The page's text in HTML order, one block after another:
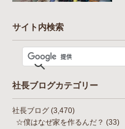
サイト内検索
社長ブログカテゴリー
社長ブログ (3,470)
☆僕はなぜ家を作るんだ？ (33)